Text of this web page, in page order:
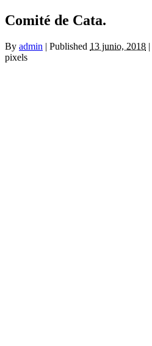
Comité de Cata.
By admin | Published 13 junio, 2018 |
pixels